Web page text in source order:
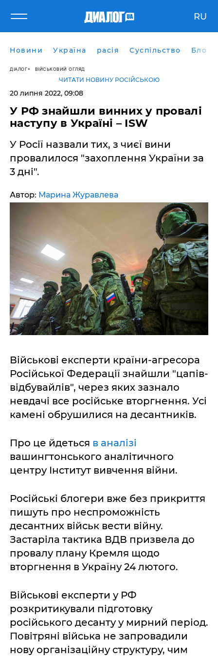
RU
Новини Україна расія Суспільство Блоги
ДІАЛОГ ВІЙСЬКОВИЙ ОГЛЯД
ЧИТАТИ НОВИНУ РОСІЙСЬКОЮ
20 липня 2022, 09:08
У РФ знайшли винних у провалі
наступу в Україні – ISW
У Росії назвали тих, з чиєї вини
провалилося "захоплення України за
3 дні".
Автор: Марина Журавлева
Військові експерти країни-агресора
Російської Федерації знайшли "цапів-
відбувайлів", через яких зазнало
невдачі все російське вторгнення. Усі
камені обрушилися на десантників.
Про це йдеться в аналізі
вашингтонського аналітичного
центру Інститут вивчення війни.
Російські блогери вже без прикриття
пишуть про неспроможність
десантних військ вести війну.
Застаріла тактика ВДВ призвела до
провалу плану Кремля щодо
вторгнення в Україну 24 лютого.
Військові експерти у РФ
розкритикували підготовку
російського десанту у мирний період.
Повітряні війська не запровадили
нову організаційну структуру, чим